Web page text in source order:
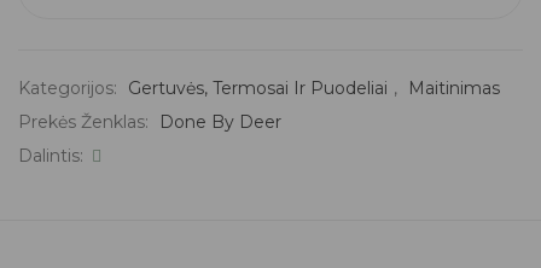
Kategorijos: Gertuvės, Termosai Ir Puodeliai ,
Maitinimas
Prekės Ženklas:
Done By Deer
Dalintis: